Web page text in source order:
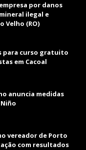
por danos
ilegal e
Velho (RO)
para curso gratuito
em Cacoal
anuncia medidas
vereador de Porto
com resultados